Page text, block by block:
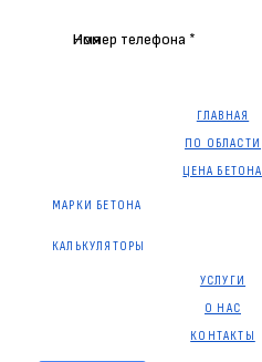
ГЛАВНАЯ
ПО ОБЛАСТИ
ЦЕНА БЕТОНА
МАРКИ БЕТОНА
КАЛЬКУЛЯТОРЫ
УСЛУГИ
О НАС
КОНТАКТЫ
Имя
Номер телефона *